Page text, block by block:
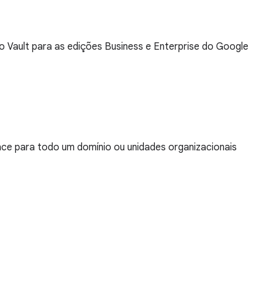
Vault para as edições Business e Enterprise do Google
para todo um domínio ou unidades organizacionais